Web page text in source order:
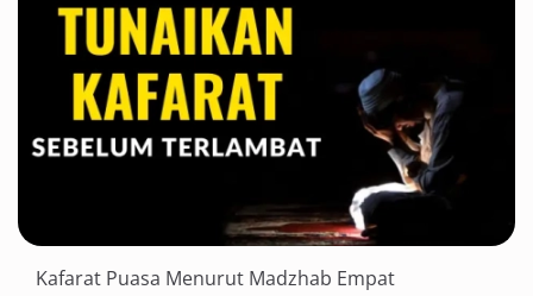
Kafarat Puasa Menurut Madzhab Empat